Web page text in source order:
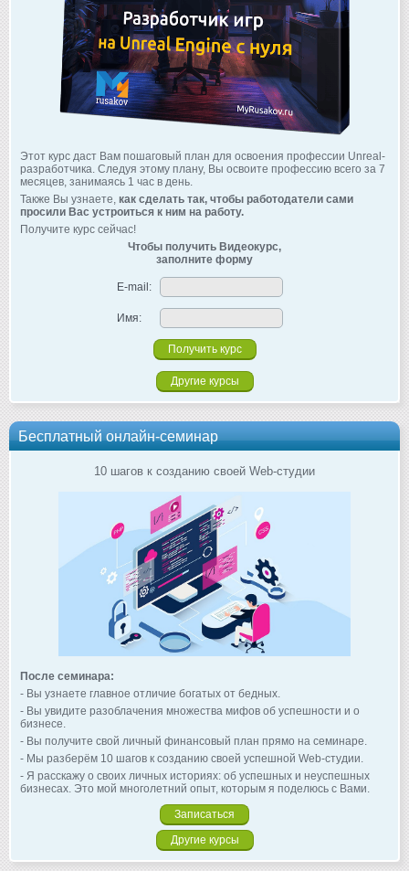
Этот курс даст Вам пошаговый план для освоения профессии Unreal-
разработчика. Следуя этому плану, Вы освоите профессию всего за 7
месяцев, занимаясь 1 час в день.
Также Вы узнаете, как сделать так, чтобы работодатели сами
просили Вас устроиться к ним на работу.
Получите курс сейчас!
Чтобы получить Видеокурс,
заполните форму
E-mail:
Имя:
Другие курсы
Бесплатный онлайн-семинар
10 шагов к созданию своей Web-студии
После семинара:
- Вы узнаете главное отличие богатых от бедных.
- Вы увидите разоблачения множества мифов об успешности и о
бизнесе.
- Вы получите свой личный финансовый план прямо на семинаре.
- Мы разберём 10 шагов к созданию своей успешной Web-студии.
- Я расскажу о своих личных историях: об успешных и неуспешных
бизнесах. Это мой многолетний опыт, которым я поделюсь с Вами.
Записаться
Другие курсы